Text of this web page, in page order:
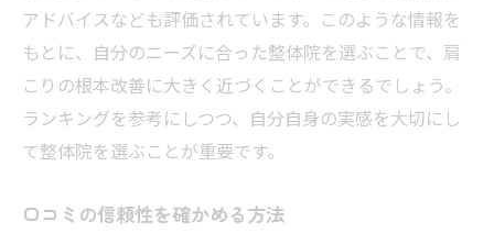
アドバイスなども評価されています。このような情報を
もとに、自分のニーズに合った整体院を選ぶことで、肩
こりの根本改善に大きく近づくことができるでしょう。
ランキングを参考にしつつ、自分自身の実感を大切にし
て整体院を選ぶことが重要です。
口コミの信頼性を確かめる方法